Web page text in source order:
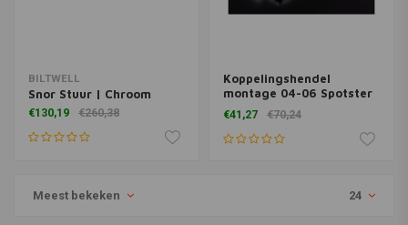
BILTWELL
Snor Stuur | Chroom
€130,19 €260,38
Koppelingshendel
montage 04-06 Spotster
XL
€41,27 €70,24
Meest bekeken 24